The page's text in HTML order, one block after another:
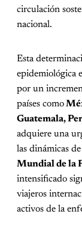
circulación
nacional.
Esta
epidemiológica
por un
países como
Guatemala,
adquiere una
las dinámicas
Mundial de la
intensificado
viajeros
activos de la